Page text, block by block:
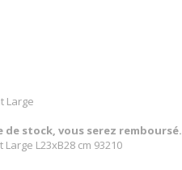
Large
stock, vous serez remboursé.
L23xB28 cm 93210